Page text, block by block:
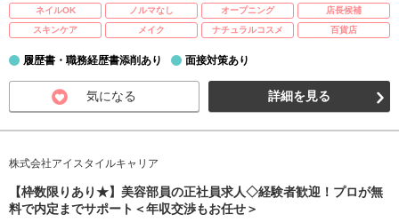
ネイルOK
ノルマなし オープニング
店長候補
スキンケア
メイク ナチュラルコスメ 百貨店
履歴書・職務経歴書添削あり 面接対策あり
気になる 詳細を見る
株式会社アイスタイルキャリア
【枠数限りあり★】美容部員の正社員求人◇経験者歓迎！プロが無
料で内定までサポート＜年収交渉もお任せ＞